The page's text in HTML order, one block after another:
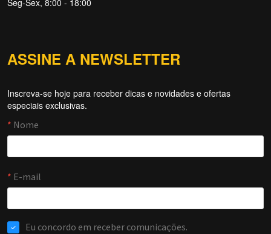
ASSINE A NEWSLETTER
Inscreva-se hoje para receber dicas e novidades e ofertas
especiais exclusivas.